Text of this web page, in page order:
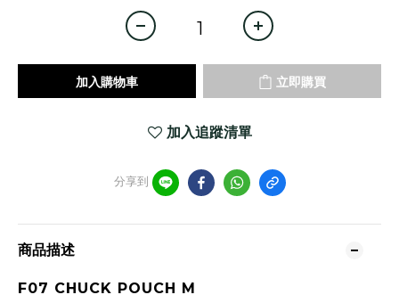
加入購物車 立即購買
加入追蹤清單
分享到
商品描述
F07 CHUCK POUCH M